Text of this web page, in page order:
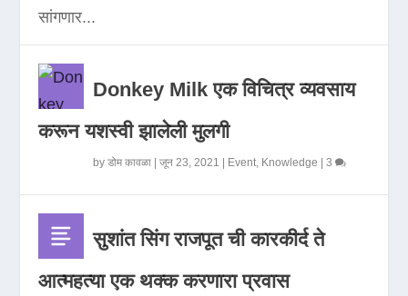
सांगणार...
Donkey Milk एक विचित्र व्यवसाय
करून यशस्वी झालेली मुलगी
byडोम कावळा |जून 23, 2021 Event, Knowledge |3
सुशांत सिंग राजपूत ची कारकीर्द ते
आत्महत्या एक थक्क करणारा प्रवास